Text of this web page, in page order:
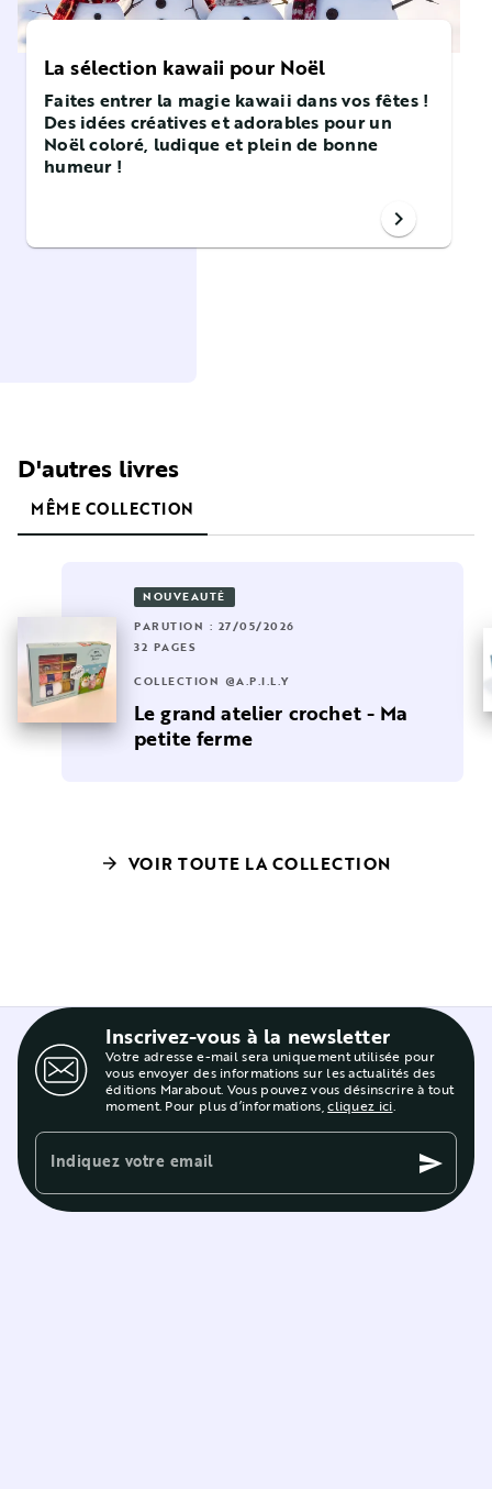
La sélection kawaii pour Noël
Faites entrer la magie kawaii dans vos fêtes !
Des idées créatives et adorables pour un
Noël coloré, ludique et plein de bonne
humeur !
chevron_right
D'autres livres
MÊME COLLECTION
NOUVEAUTÉ
PARUTION : 27/05/2026
32 PAGES
COLLECTION @A.P.I.L.Y
Le grand atelier crochet - Ma
petite ferme
arrow_forward VOIR TOUTE LA COLLECTION
Inscrivez-vous à la newsletter
Votre adresse e-mail sera uniquement utilisée pour
vous envoyer des informations sur les actualités des
éditions Marabout. Vous pouvez vous désinscrire à tout
moment. Pour plus d’informations,cliquez ici.
Indiquez votre email send